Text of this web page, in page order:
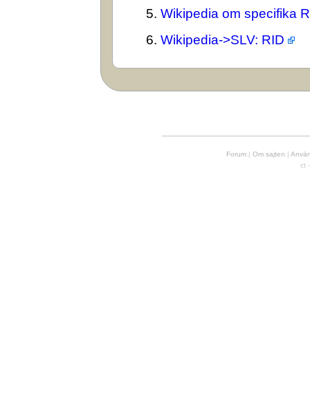
5. Wikipedia om specifika
6. Wikipedia->SLV: RID
Forum | Om sajten |
ct